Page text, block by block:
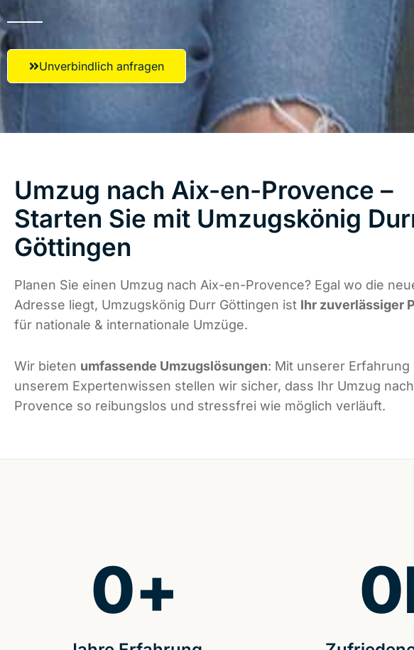
Unverbindlich anfragen
Umzug nach Aix-en-Provence –
Starten Sie mit Umzugskönig
Göttingen
Planen Sie einen Umzug nach Aix-en-Provence? Egal wo die
Adresse liegt, Umzugskönig Durr Göttingen ist Ihr zuverlässiger
für nationale & internationale Umzüge.
Wir bieten umfassende Umzugslösungen: Mit unserer Erfahrung
unserem Expertenwissen stellen wir sicher, dass Ihr Umzug
Provence so reibungslos und stressfrei wie möglich verläuft.
0+ 0